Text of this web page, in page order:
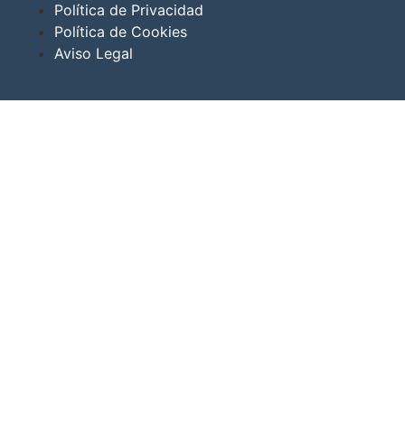
Política de Privacidad
Política de Cookies
Aviso Legal